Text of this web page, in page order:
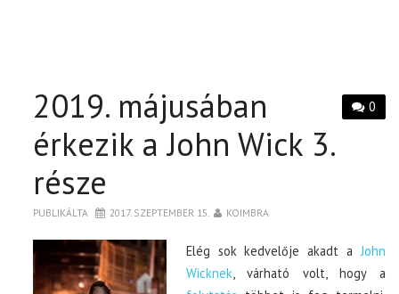
0
2019. májusában
érkezik a John Wick 3.
része
PUBLIKÁLTA 2017. SZEPTEMBER 15. KOIMBRA
Elég sok kedvelője akadt a John
Wicknek , várható volt, hogy a